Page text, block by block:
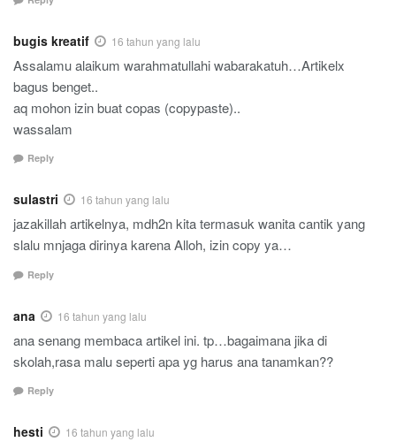
bugis kreatif 16 tahun yang lalu
Assalamu alaikum warahmatullahi wabarakatuh…Artikelx
bagus benget..
aq mohon izin buat copas (copypaste)..
wassalam
Reply
sulastri 16 tahun yang lalu
jazakillah artikelnya, mdh2n kita termasuk wanita cantik yang
slalu mnjaga dirinya karena Alloh, izin copy ya…
Reply
ana 16 tahun yang lalu
ana senang membaca artikel ini. tp…bagaimana jika di
skolah,rasa malu seperti apa yg harus ana tanamkan??
Reply
hesti 16 tahun yang lalu